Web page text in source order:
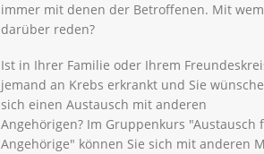
immer mit denen der Betroffenen. Mit wem
darüber reden?
Ist in Ihrer Familie oder Ihrem
jemand an Krebs erkrankt und Sie
sich einen Austausch mit anderen
Angehörigen? Im Gruppenkurs "Austausch
Angehörige" können Sie sich mit anderen